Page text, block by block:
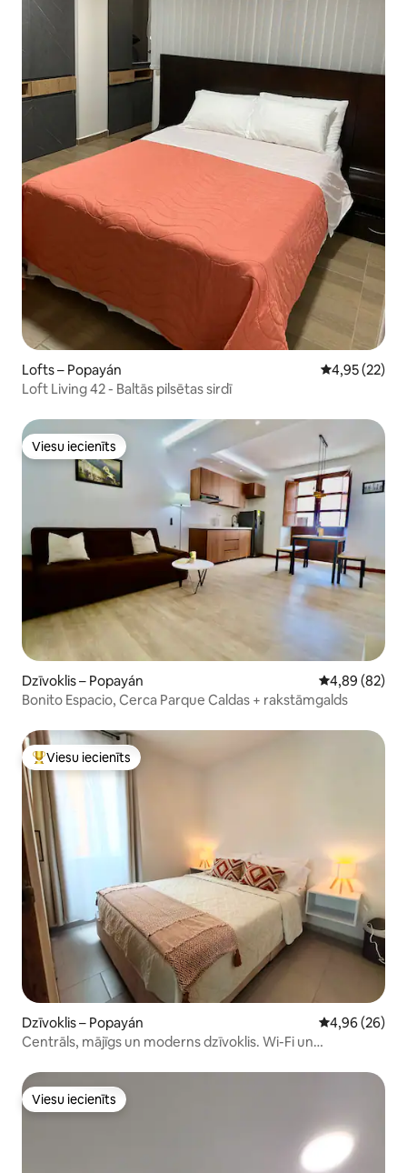
Lofts – Popayán Vidējais
4,95 (22)
Loft Living 42 - Baltās pilsētas sirdī
Viesu iecienīts
Viesu iecienīts
Dzīvoklis – Popayán Vidējais
4,89 (82)
Bonito Espacio, Cerca Parque Caldas + rakstāmgalds
Populārs viesu iecienīts mājoklis
Viesu iecienīts
Dzīvoklis – Popayán Vidējais
4,96 (26)
Centrāls, mājīgs un moderns dzīvoklis. Wi-Fi un
Viesu iecienīts
Viesu iecienīts